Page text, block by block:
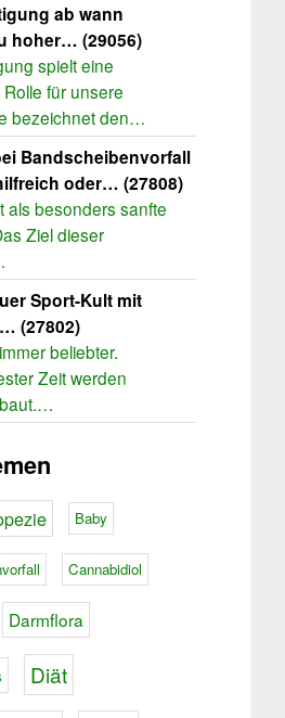
ab wann
hoher… (29056)
spielt eine
für unsere
bezeichnet den…
Bandscheibenvorfall
oder… (27808)
als besonders sanfte
Ziel dieser
Sport-Kult mit
(27802)
beliebter.
Zeit werden
Baby
Cannabidiol
Darmflora
Diät